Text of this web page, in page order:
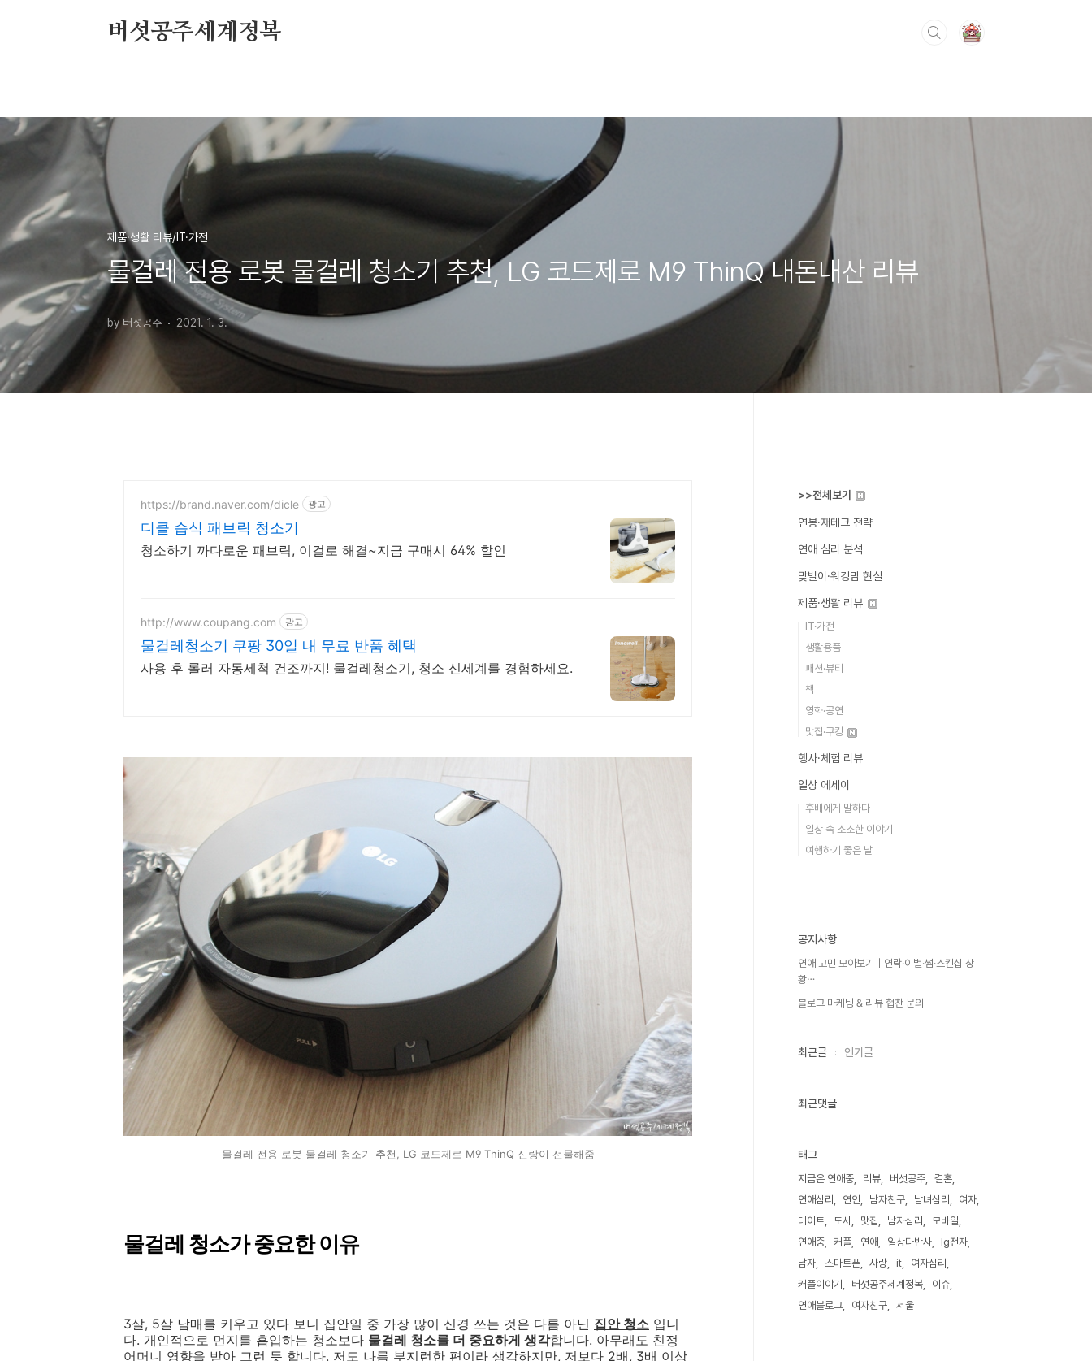
버섯공주세계정복
제품·생활 리뷰/IT·가전
물걸레 전용 로봇 물걸레 청소기 추천, LG 코드제로 M9 ThinQ 내돈내산 리뷰
by 버섯공주 2021. 1. 3.
https://brand.naver.com/dicle 광고
디클 습식 패브릭 청소기
청소하기 까다로운 패브릭, 이걸로 해결~지금 구매시 64% 할인
http://www.coupang.com 광고
물걸레청소기 쿠팡 30일 내 무료 반품 혜택
사용 후 롤러 자동세척 건조까지! 물걸레청소기, 청소 신세계를 경험하세요.
물걸레 전용 로봇 물걸레 청소기 추천, LG 코드제로 M9 ThinQ 신랑이 선물해줌
물걸레 청소가 중요한 이유
3살, 5살 남매를 키우고 있다 보니 집안일 중 가장 많이 신경 쓰는 것은 다름 아닌 집안 청소 입니
다. 개인적으로 먼지를 흡입하는 청소보다 물걸레 청소를 더 중요하게 생각합니다. 아무래도 친정
어머니 영향을 받아 그런 듯 합니다. 저도 나름 부지런한 편이라 생각하지만, 저보다 2배, 3배 이상
>>전체보기
연봉·재테크 전략
연애 심리 분석
맞벌이·워킹맘 현실
제품·생활 리뷰
IT·가전
생활용품
패션·뷰티
책
영화·공연
맛집·쿠킹
행사·체험 리뷰
일상 에세이
후배에게 말하다
일상 속 소소한 이야기
여행하기 좋은 날
공지사항
연애 고민 모아보기｜연락·이별·썸·스킨십 상
황⋯
블로그 마케팅 & 리뷰 협찬 문의
최근글 인기글
최근댓글
태그
지금은 연애중 리뷰 버섯공주
결혼
연애심리
연인 남자친구 남녀심리
여자
데이트
도시 맛집 남자심리
모바일
연애중
커플 연애 일상다반사
lg전자
남자
스마트폰 사랑 it
여자심리
커플이야기
버섯공주세계정복
이슈
연애블로그
여자친구 서울